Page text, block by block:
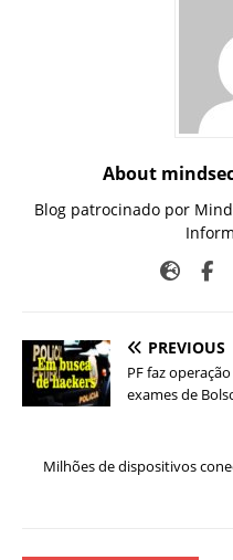
About
Blog patrocinado por
PREVIOUS
PF faz
exames de
Milhões de dispositivos